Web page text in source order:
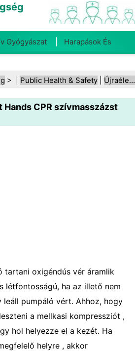
Gyógyászat Harapások És
Táplálkozás Családi
Ágazat Mentális Egészség
Sebészet És
> | Public Health & Safety Újraélesztés (CPR)
Hands CPR szívmasszázst
tartani oxigéndús vér áramlik
létfontosságú, ha az illető nem
leáll pumpáló vért. Ahhoz, hogy
a mellkasi kompressziót ,
hol helyezze el a kezét. Ha
helyre , akkor